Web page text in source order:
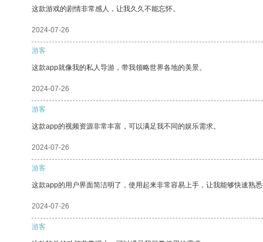
这款游戏的剧情非常感人，让我久久不能忘怀。
2024-07-26
游客
这款app就像我的私人导游，带我领略世界各地的美景。
2024-07-26
游客
这款app的视频资源非常丰富，可以满足我不同的娱乐需求。
2024-07-26
游客
这款app的用户界面简洁明了，使用起来非常容易上手，让我能够快速熟
2024-07-26
游客